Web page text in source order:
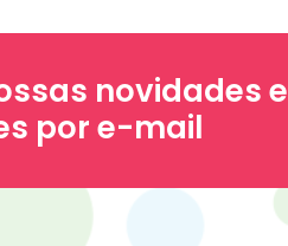
novidades e
por e-mail